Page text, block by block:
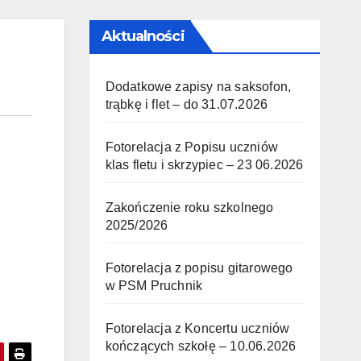
Aktualności
Dodatkowe zapisy na saksofon,
trąbkę i flet – do 31.07.2026
Fotorelacja z Popisu uczniów
klas fletu i skrzypiec – 23 06.2026
Zakończenie roku szkolnego
2025/2026
Fotorelacja z popisu gitarowego
w PSM Pruchnik
Fotorelacja z Koncertu uczniów
kończących szkołę – 10.06.2026